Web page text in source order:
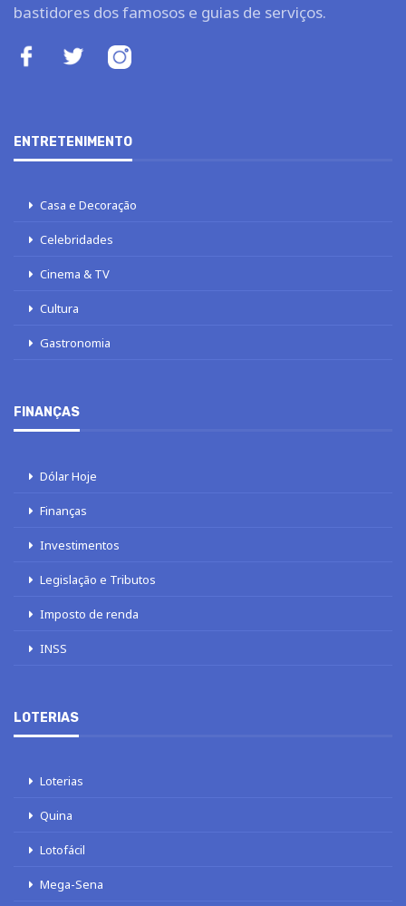
bastidores dos famosos e guias de serviços.
ENTRETENIMENTO
Casa e Decoração
Celebridades
Cinema & TV
Cultura
Gastronomia
FINANÇAS
Dólar Hoje
Finanças
Investimentos
Legislação e Tributos
Imposto de renda
INSS
LOTERIAS
Loterias
Quina
Lotofácil
Mega-Sena